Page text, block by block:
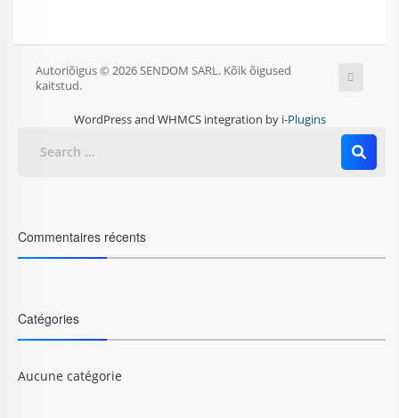
Autoriõigus © 2026 SENDOM SARL. Kõik õigused
kaitstud.
WordPress and WHMCS integration by i-Plugins
Commentaires récents
Catégories
Aucune catégorie